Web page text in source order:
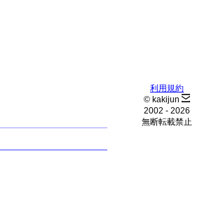
利用規約
© kakijun
2002 - 2026
無断転載禁止